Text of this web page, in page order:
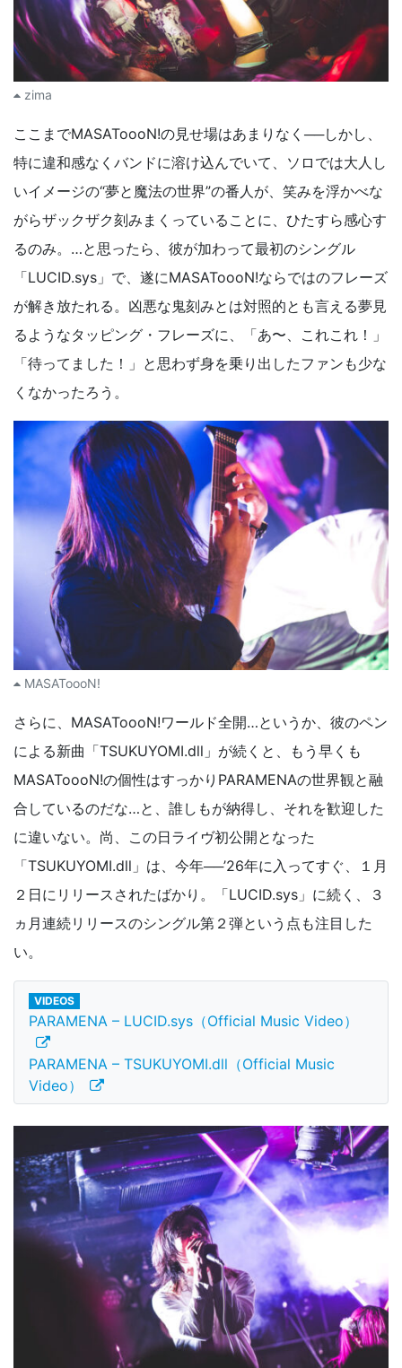
zima
ここまでMASAToooN!の見せ場はあまりなく──しかし、
特に違和感なくバンドに溶け込んでいて、ソロでは大人し
いイメージの“夢と魔法の世界”の番人が、笑みを浮かべな
がらザックザク刻みまくっていることに、ひたすら感心す
るのみ。…と思ったら、彼が加わって最初のシングル
「LUCID.sys」で、遂にMASAToooN!ならではのフレーズ
が解き放たれる。凶悪な鬼刻みとは対照的とも言える夢見
るようなタッピング・フレーズに、「あ〜、これこれ！」
「待ってました！」と思わず身を乗り出したファンも少な
くなかったろう。
MASAToooN!
さらに、MASAToooN!ワールド全開…というか、彼のペン
による新曲「TSUKUYOMI.dll」が続くと、もう早くも
MASAToooN!の個性はすっかりPARAMENAの世界観と融
合しているのだな…と、誰しもが納得し、それを歓迎した
に違いない。尚、この日ライヴ初公開となった
「TSUKUYOMI.dll」は、今年──’26年に入ってすぐ、１月
２日にリリースされたばかり。「LUCID.sys」に続く、３
ヵ月連続リリースのシングル第２弾という点も注目した
い。
VIDEOS
PARAMENA – LUCID.sys（Official Music Video）
PARAMENA – TSUKUYOMI.dll（Official Music
Video）